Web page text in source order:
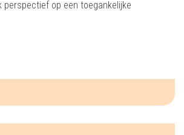
perspectief op een toegankelijke